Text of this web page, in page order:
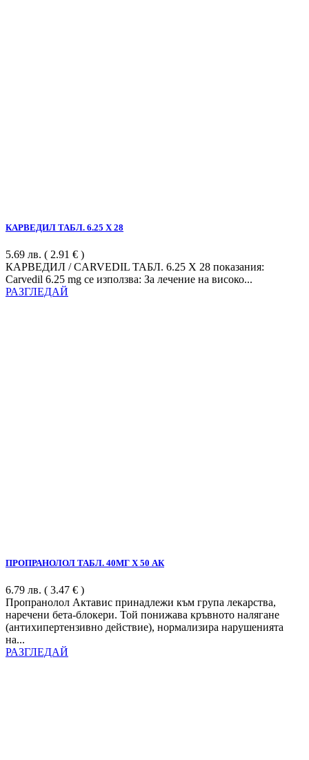
КАРВЕДИЛ ТАБЛ. 6.25 Х 28
5.69 лв. ( 2.91 € )
КАРВЕДИЛ / CARVEDIL ТАБЛ. 6.25 Х 28 показания:
Carvedil 6.25 mg се използва: За лечение на високо...
РАЗГЛЕДАЙ
ПРОПРАНОЛОЛ ТАБЛ. 40МГ Х 50 АК
6.79 лв. ( 3.47 € )
Пропранолол Актавис принадлежи към група лекарства,
наречени бета-блокери. Той понижава кръвното налягане
(антихипертензивно действие), нормализира нарушенията
на...
РАЗГЛЕДАЙ